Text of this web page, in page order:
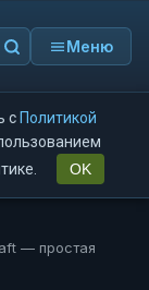
Меню
с Политикой
OK
— простая